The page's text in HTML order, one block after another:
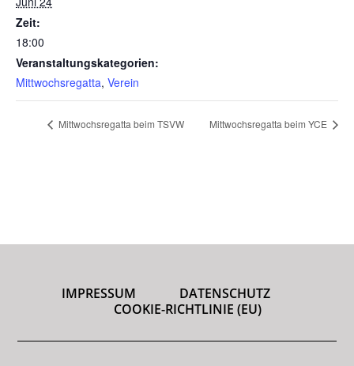
Zeit:
18:00
Veranstaltungskategorien:
Mittwochsregatta, Verein
Mittwochsregatta beim TSVW Mittwochsregatta beim YCE
IMPRESSUM
DATENSCHUTZ
COOKIE-RICHTLINIE (EU)